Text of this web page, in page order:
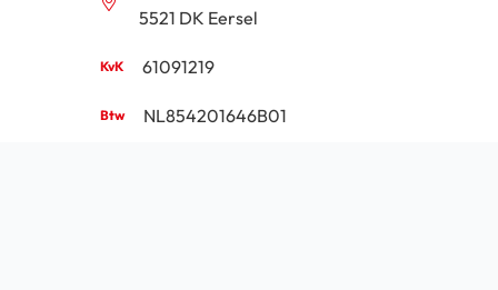
5521 DK Eersel
61091219
NL854201646B01